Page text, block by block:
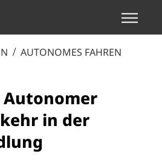
AUTONOMES FAHREN
in der